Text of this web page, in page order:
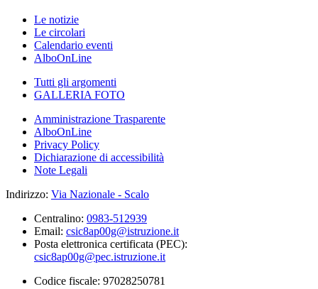
Le notizie
Le circolari
Calendario eventi
AlboOnLine
Tutti gli argomenti
GALLERIA FOTO
Amministrazione Trasparente
AlboOnLine
Privacy Policy
Dichiarazione di accessibilità
Note Legali
Indirizzo: Via Nazionale - Scalo
Centralino: 0983-512939
Email: csic8ap00g@istruzione.it
Posta elettronica certificata (PEC):
csic8ap00g@pec.istruzione.it
Codice fiscale: 97028250781